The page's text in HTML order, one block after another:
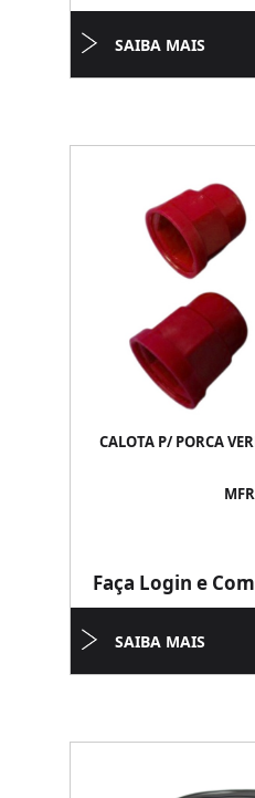
SAIBA MAIS
CALOTA P/ PORCA
Faça Login e
SAIBA MAIS